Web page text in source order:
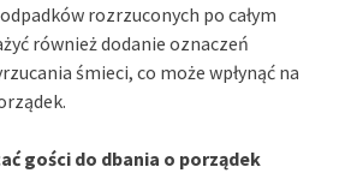
rozrzuconych po całym
również dodanie oznaczeń
śmieci, co może wpłynąć na
gości do dbania o porządek